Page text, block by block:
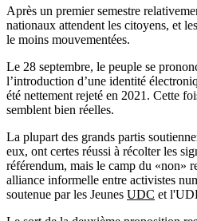
Après un premier semestre
nationaux attendent les citoyens, et
le moins mouvementées.
Le 28 septembre, le peuple se
l’introduction d’une identité
été nettement rejeté en 2021. Cette
semblent bien réelles.
La plupart des grands partis
eux, ont certes réussi à récolter les
référendum, mais le camp du «non»
alliance informelle entre activistes
soutenue par les Jeunes UDC et